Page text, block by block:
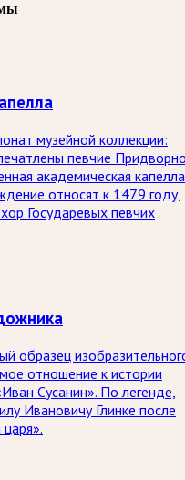
музейной коллекции:
певчие
академическая капелла
относят к 1479 году,
Государевых певчих
образец
отношение к истории
Сусанин». По легенде,
Ивановичу Глинке после